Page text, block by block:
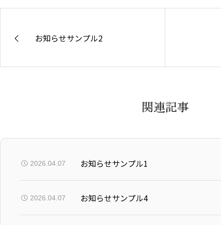
お知らせサンプル2
関連記事
2026.04.07 お知らせサンプル1
2026.04.07 お知らせサンプル4